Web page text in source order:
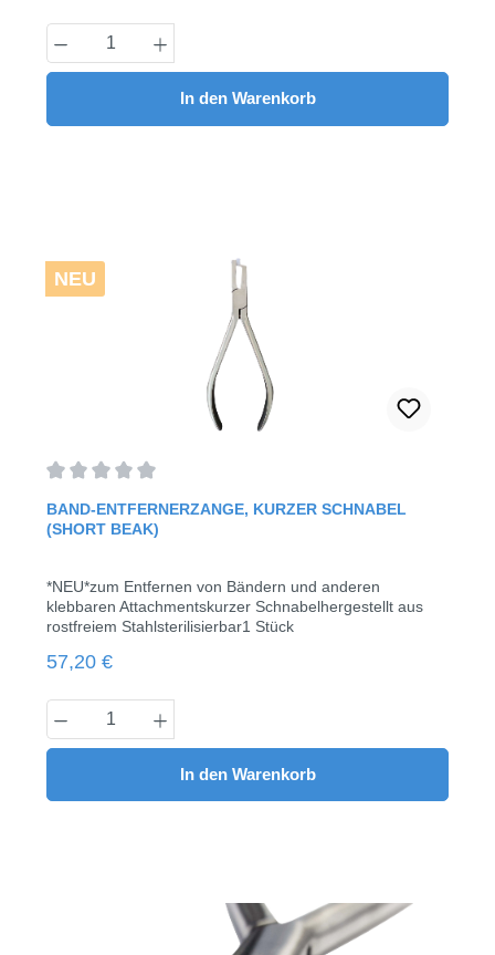
Produkt Anzahl: Gib den gewünschten
In den Warenkorb
NEU
BAND-ENTFERNERZANGE, KURZER SCHNABEL
(SHORT BEAK)
*NEU*zum Entfernen von Bändern und anderen
klebbaren Attachmentskurzer Schnabelhergestellt aus
rostfreiem Stahlsterilisierbar1 Stück
Regulärer Preis:
57,20 €
Produkt Anzahl: Gib den gewünschten
In den Warenkorb